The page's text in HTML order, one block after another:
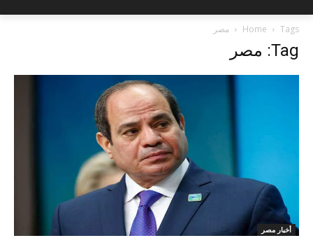
Home Tags مصر
Tag: مصر
أخبار مصر